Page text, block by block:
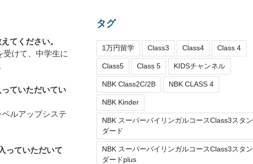
てください。
けて、中学生に
ていただいてい
ルアップシステ
っていただいて
タグ
1万円留学 Class3 Class4 Class 4
Class5 Class 5 KIDSチャンネル
NBK Class2C/2B NBK CLASS 4
NBK Kinder
NBK スーパーバイリンガルコースClass3スタン
ダード
NBK スーパーバイリンガルコースClass3スタン
ダードplus